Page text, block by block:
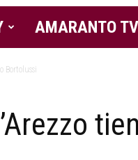
Amaranto
Magazine
AMARANTO TV
Bortolussi